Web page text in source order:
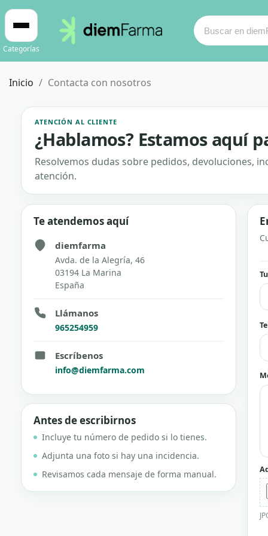
Categorías
Cosmética
Bebé y mamá
Cabello
Productos naturales y dietética
Mascotas
Protección solar
Higiene
Ortopedia
Salud
Cosmética
Bebé y mamá
Cabello
Productos naturales y dietética
Mascotas
Protección solar
Higiene
Ortopedia
Salud
Inicio Contacta con nosotros
ATENCIÓN AL CLIENTE
¿Hablamos? Estamos aquí
Resolvemos dudas sobre pedidos, devoluciones,
atención.
Te atendemos aquí
diemfarma
Avda. de la Alegría, 46
03194 La Marina
España
Llámanos
965254959
Escríbenos
info@diemfarma.com
Antes de escribirnos
Incluye tu número de pedido si lo tienes.
Adjunta una foto si hay una incidencia.
Revisamos cada mensaje de forma manual.